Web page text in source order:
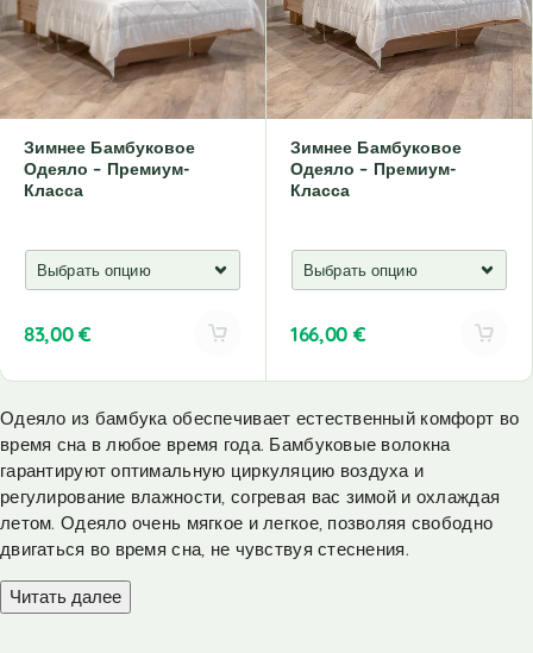
t
i
v
e
:
t
i
v
e
:
Зимнее Бамбуковое
Одеяло – Премиум-
Класса
83,00€
t
e
r
n
a
t
v
e
Зимнее Бамбуковое
Одеяло – Премиум-
Класса
166,00 €
t
e
r
n
a
t
Одеяло из бамбука обеспечивает естественный комфорт во
время сна в любое время года. Бамбуковые волокна
гарантируют оптимальную циркуляцию воздуха и
регулирование влажности, согревая вас зимой и охлаждая
летом. Одеяло очень мягкое и легкое, позволяя свободно
двигаться во время сна, не чувствуя стеснения.
Читать далее